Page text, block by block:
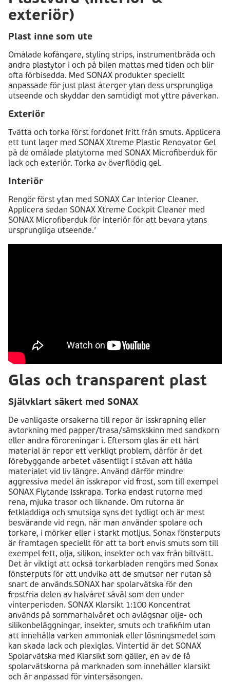
exteriör)
Plast inne som ute
Omålade kofångare, styling strips, instrumentbräda och
andra plastytor i och på bilen mattas med tiden och blir
ofta förbisedda. Med SONAX produkter speciellt
anpassade för just plast återger ytan dess ursprungliga
utseende och skyddar den samtidigt mot yttre påverkan.
Exteriör
Tvätta och torka först fordonet fritt från smuts. Applicera
ett tunt lager med SONAX Xtreme Plastic Renovator Gel
på de omålade platytorna med SONAX Microfiberduk för
lack och exteriör. Torka av överflödig gel.
Interiör
Rengör först ytan med SONAX Car Interior Cleaner.
Applicera sedan SONAX Xtreme Cockpit Cleaner med
SONAX Microfiberduk för interiör för att bevara ytans
ursprungliga utseende.’
Glas och transparent plast
Självklart säkert med SONAX
De vanligaste orsakerna till repor är isskrapning eller
avtorkning med papper/trasa/sämskskinn med sandkorn
eller andra föroreningar i. Eftersom glas är ett hårt
material är repor ett verkligt problem, därför är det
förebyggande arbetet väsentligt i stävan att hålla
materialet vid liv längre. Använd därför mindre
aggressiva medel än isskrapor vid frost, som till exempel
SONAX Flytande Isskrapa. Torka endast rutorna med
rena, mjuka trasor och liknande. Om rutorna är
fetkladdiga och smutsiga syns det tydligt och är mest
besvärande vid regn, när man använder spolare och
torkare, i mörker eller i starkt motljus. Sonax fönsterputs
är framtagen speciellt för att ta bort envis smuts som till
exempel fett, olja, silikon, insekter och vax från biltvätt.
Det är viktigt att också torkarbladen rengörs med Sonax
fönsterputs för att undvika att de smutsar ner rutan så
snart de används.SONAX har spolarvätska för den
frostfria delen av halvåret såväl som den under
vinterperioden. SONAX Klarsikt 1:100 Koncentrat
används på sommarhalvåret och avlägsnar olje- och
silikonbeläggningar, insekter, smuts och trafikfilm utan
att innehålla varken ammoniak eller lösningsmedel som
kan skada lack och plexiglas. Vintertid är det SONAX
Spolarvätska med Klarsikt som gäller, en av de få
spolarvätskorna på marknaden som innehåller klarsikt
och är anpassad för vintersäsongen.